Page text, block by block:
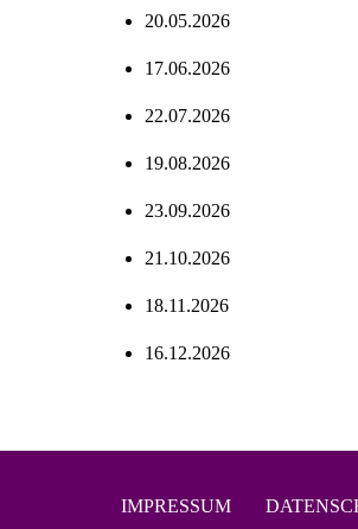
20.05.2026
17.06.2026
22.07.2026
19.08.2026
23.09.2026
21.10.2026
18.11.2026
16.12.2026
IMPRESSUM